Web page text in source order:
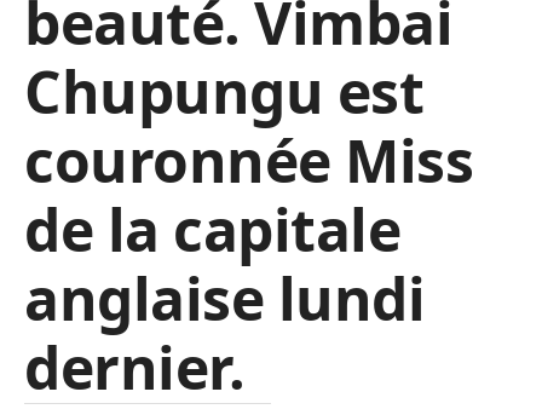
beauté. Vimbai
Chupungu est
couronnée Miss
de la capitale
anglaise lundi
dernier.